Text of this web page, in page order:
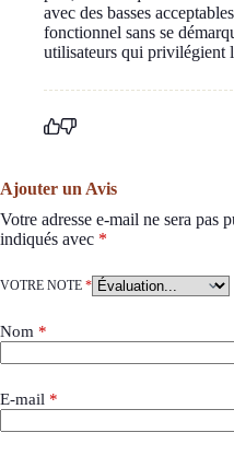
avec des basses
fonctionnel sans se
utilisateurs qui privilégient
Ajouter un Avis
Votre adresse e-mail ne sera pas
indiqués avec *
VOTRE NOTE *
Nom *
E-mail *